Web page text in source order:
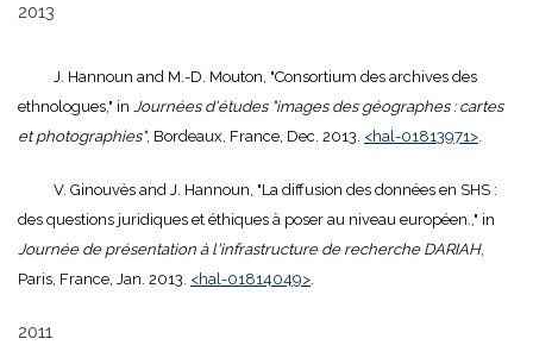
2013
J. Hannoun and M.-D. Mouton, "Consortium des archives des
ethnologues," in Journées d'études "images des géographes : cartes
et photographies", Bordeaux, France, Dec. 2013. <hal-01813971>.
V. Ginouvès and J. Hannoun, "La diffusion des données en SHS :
des questions juridiques et éthiques à poser au niveau européen.," in
Journée de présentation à l'infrastructure de recherche DARIAH,
Paris, France, Jan. 2013. <hal-01814049>.
2011